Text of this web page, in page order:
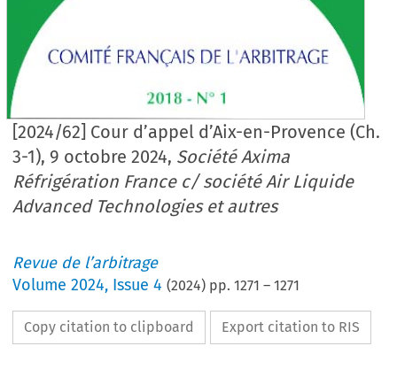
[2024/62] Cour d’appel d’Aix-en-Provence (Ch.
3-1), 9 octobre 2024, Société Axima
Réfrigération France c/ société Air Liquide
Advanced Technologies et autres
Revue de l’arbitrage
Volume2024, Issue 4 (2024) pp.1271 –1271
Copy citation to clipboard Export citation to RIS